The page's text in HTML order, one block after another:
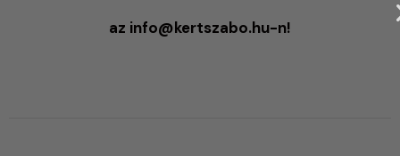
az info@kertszabo.hu-n!